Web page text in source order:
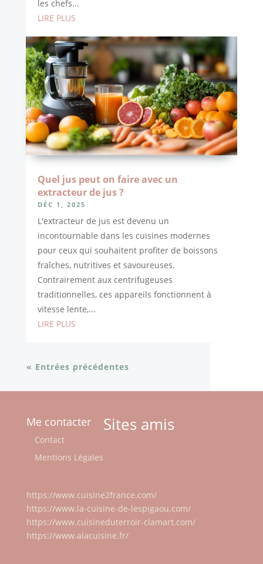
les chefs...
LIRE PLUS
Quel jus peut on faire avec un
extracteur de jus ?
DÉC 1, 2025
L'extracteur de jus est devenu un
incontournable dans les cuisines modernes
pour ceux qui souhaitent profiter de boissons
fraîches, nutritives et savoureuses.
Contrairement aux centrifugeuses
traditionnelles, ces appareils fonctionnent à
vitesse lente,...
LIRE PLUS
« Entrées précédentes
Me contacter
Contact
Mentions Légales
Sites amis
https://www.cuisine2france.com/
https://www.la-cuisine-de-lespigaou.com/
https://www.cuisineduterroir-clamart.com/
https://www.alacuisine.fr/